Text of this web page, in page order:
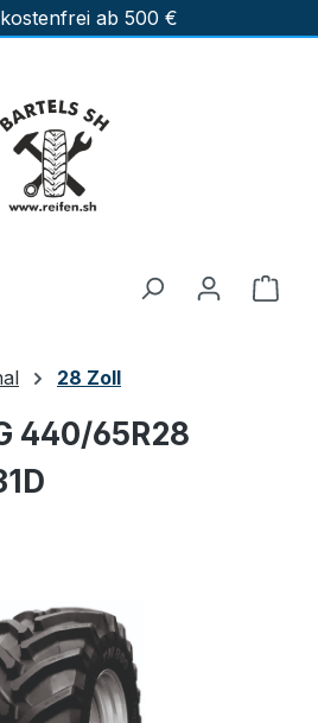
ab 500 €
28 Zoll
440/65R28